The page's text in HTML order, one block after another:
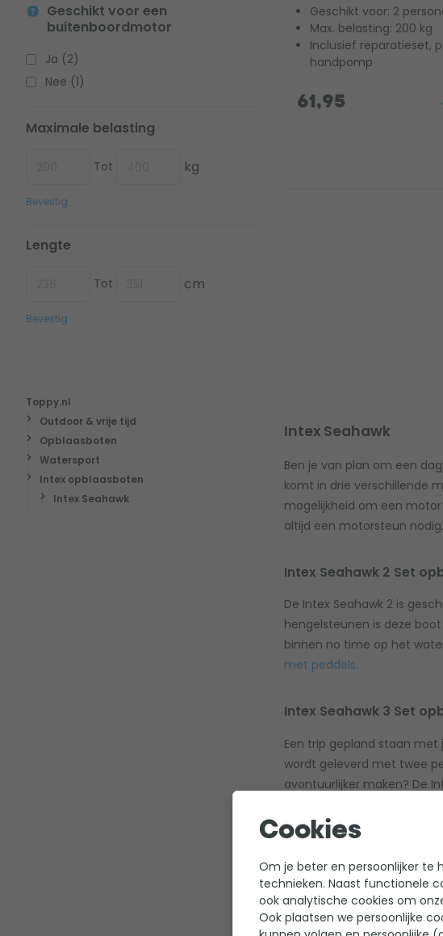
Geschikt voor een
buitenboordmotor
Ja (2)
Nee (1)
Maximale belasting
Tot kg
Bevestig
Lengte
Tot cm
Bevestig
Geschikt voor: 2
Max. belasting: 200 kg
Inclusief reparatieset,
handpomp
61,95
Toppy.nl
Outdoor & vrije tijd
Opblaasboten
Watersport
Intex opblaasboten
Intex Seahawk
Intex Seahawk
Ben je van plan om een
komt in drie verschillende
mogelijkheid om een
altijd een motorsteun nodig.
Intex Seahawk 2 Set
De Intex Seahawk 2 is
hengelsteunen is deze
binnen no time op het
met peddels.
Intex Seahawk 3 Set
Een trip gepland staan met
wordt geleverd met twee
avontuurlijker maken? De
Met het hele gezin een
zoals de voorgaande
Bovendien worden er ook
Cookies
Om je beter en persoonlijker te
technieken. Naast functionele
ook analytische cookies om
Ook plaatsen we persoonlijke